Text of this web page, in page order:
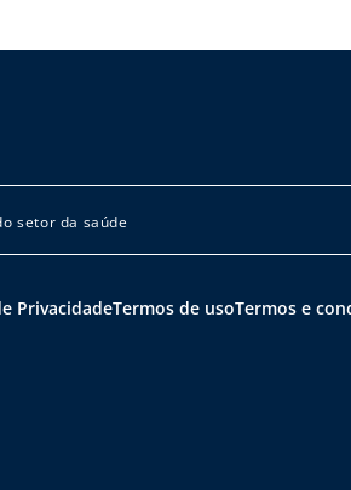
setor da saúde
PrivacidadeTermos de usoTermos e